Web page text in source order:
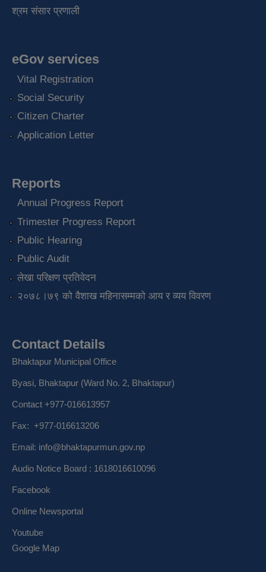
श्रम संसार प्रणाली
eGov services
Vital Registration
Social Security
Citizen Charter
Application Letter
Reports
Annual Progress Report
Trimester Progress Report
Public Hearing
Public Audit
लेखा परिक्षण प्रतिवेदन
२०७८।७९ को वैशाख महिनासम्मको आय र व्यय विवरण
Contact Details
Bhaktapur Municipal Office
Byasi, Bhaktapur (Ward No. 2, Bhaktapur)
Contact +977-016613957
Fax: +977-016613206
Email: info@bhaktapurmun.gov.np
Audio Notice Board : 1618016610096
Facebook
Online Newsportal
Youtube
Google Map